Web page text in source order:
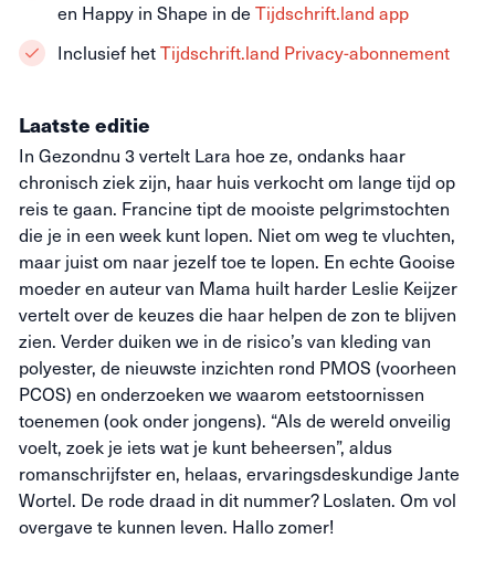
Laatste editie
In Gezondnu 3 vertelt Lara hoe ze, ondanks haar
chronisch ziek zijn, haar huis verkocht om lange tijd op
reis te gaan. Francine tipt de mooiste pelgrimstochten
die je in een week kunt lopen. Niet om weg te vluchten,
maar juist om naar jezelf toe te lopen. En echte Gooise
moeder en auteur van Mama huilt harder Leslie Keijzer
vertelt over de keuzes die haar helpen de zon te blijven
zien. Verder duiken we in de risico’s van kleding van
polyester, de nieuwste inzichten rond PMOS (voorheen
PCOS) en onderzoeken we waarom eetstoornissen
toenemen (ook onder jongens). “Als de wereld onveilig
voelt, zoek je iets wat je kunt beheersen”, aldus
romanschrijfster en, helaas, ervaringsdeskundige Jante
Wortel. De rode draad in dit nummer? Loslaten. Om vol
overgave te kunnen leven. Hallo zomer!
en Happy in Shape in de Tijdschrift.land app
Inclusief hetTijdschrift.land Privacy-abonnement